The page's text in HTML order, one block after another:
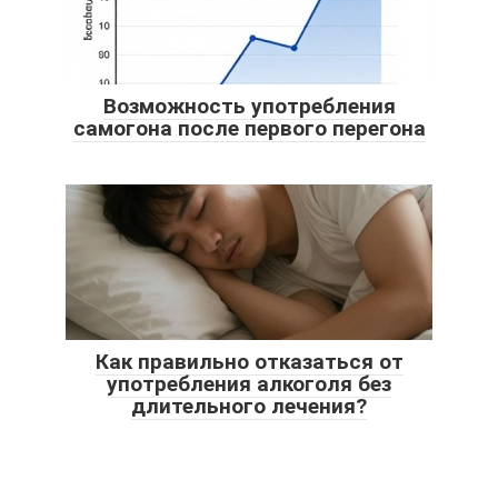
Возможность употребления
самогона после первого перегона
Как правильно отказаться от
употребления алкоголя без
длительного лечения?